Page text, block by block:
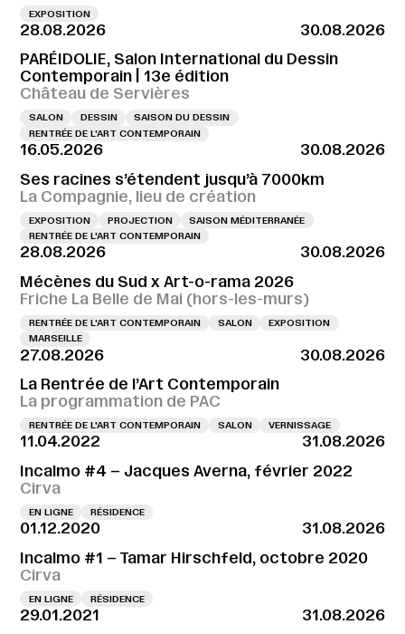
EXPOSITION
28.08.2026
30.08.2026
PARÉIDOLIE, Salon International du Dessin
Contemporain | 13e édition
Château de Servières
SALON DESSIN
SAISON DU DESSIN
RENTRÉE DE L'ART CONTEMPORAIN
16.05.2026
30.08.2026
Ses racines s’étendent jusqu’à 7000km
La Compagnie, lieu de création
EXPOSITION PROJECTION
SAISON MÉDITERRANÉE
RENTRÉE DE L'ART CONTEMPORAIN
28.08.2026
30.08.2026
Mécènes du Sud x Art-o-rama 2026
Friche La Belle de Mai (hors-les-murs)
RENTRÉE DE L'ART CONTEMPORAIN SALON
EXPOSITION
MARSEILLE
27.08.2026
30.08.2026
La Rentrée de l’Art Contemporain
La programmation de PAC
RENTRÉE DE L'ART CONTEMPORAIN SALON VERNISSAGE
11.04.2022
31.08.2026
Incalmo #4 – Jacques Averna, février 2022
Cirva
EN LIGNE RÉSIDENCE
01.12.2020
31.08.2026
Incalmo #1 – Tamar Hirschfeld, octobre 2020
Cirva
EN LIGNE RÉSIDENCE
29.01.2021
31.08.2026